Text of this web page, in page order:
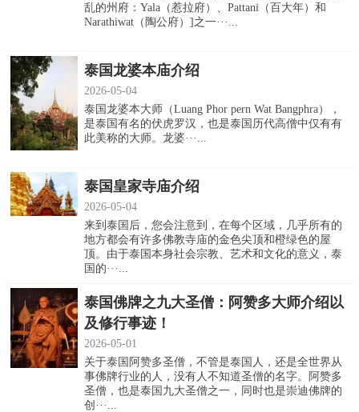
乱的州府：Yala（惹拉府）、Pattani（百大年）和
Narathiwat（陶公府）]之一···...
泰国龙婆本庙介绍
2026-05-04
泰国龙婆本大师（Luang Phor pern Wat Bangphra），
是泰国有名的伏虎罗汉，也是泰国历代高僧中仅有有
此美称的大师。龙婆···...
泰国皇家寺庙介绍
2026-05-04
来到泰国后，您会注意到，在每个区域，几乎所有的
地方都会有许多佛教寺庙的金色尖顶和橙绿色的屋
顶。由于泰国本身社会宗教、艺术和文化的意义，泰
国的···...
泰国佛牌之九大圣僧：阿赞多大师介绍以
及修行事迹！
2026-05-01
关于泰国阿赞多圣僧，不管是泰国人，还是全世界从
事佛牌行业的人，没有人不知道圣僧的名字。阿赞多
圣僧，也是泰国九大圣僧之一，同时也是崇迪佛牌的
创···...